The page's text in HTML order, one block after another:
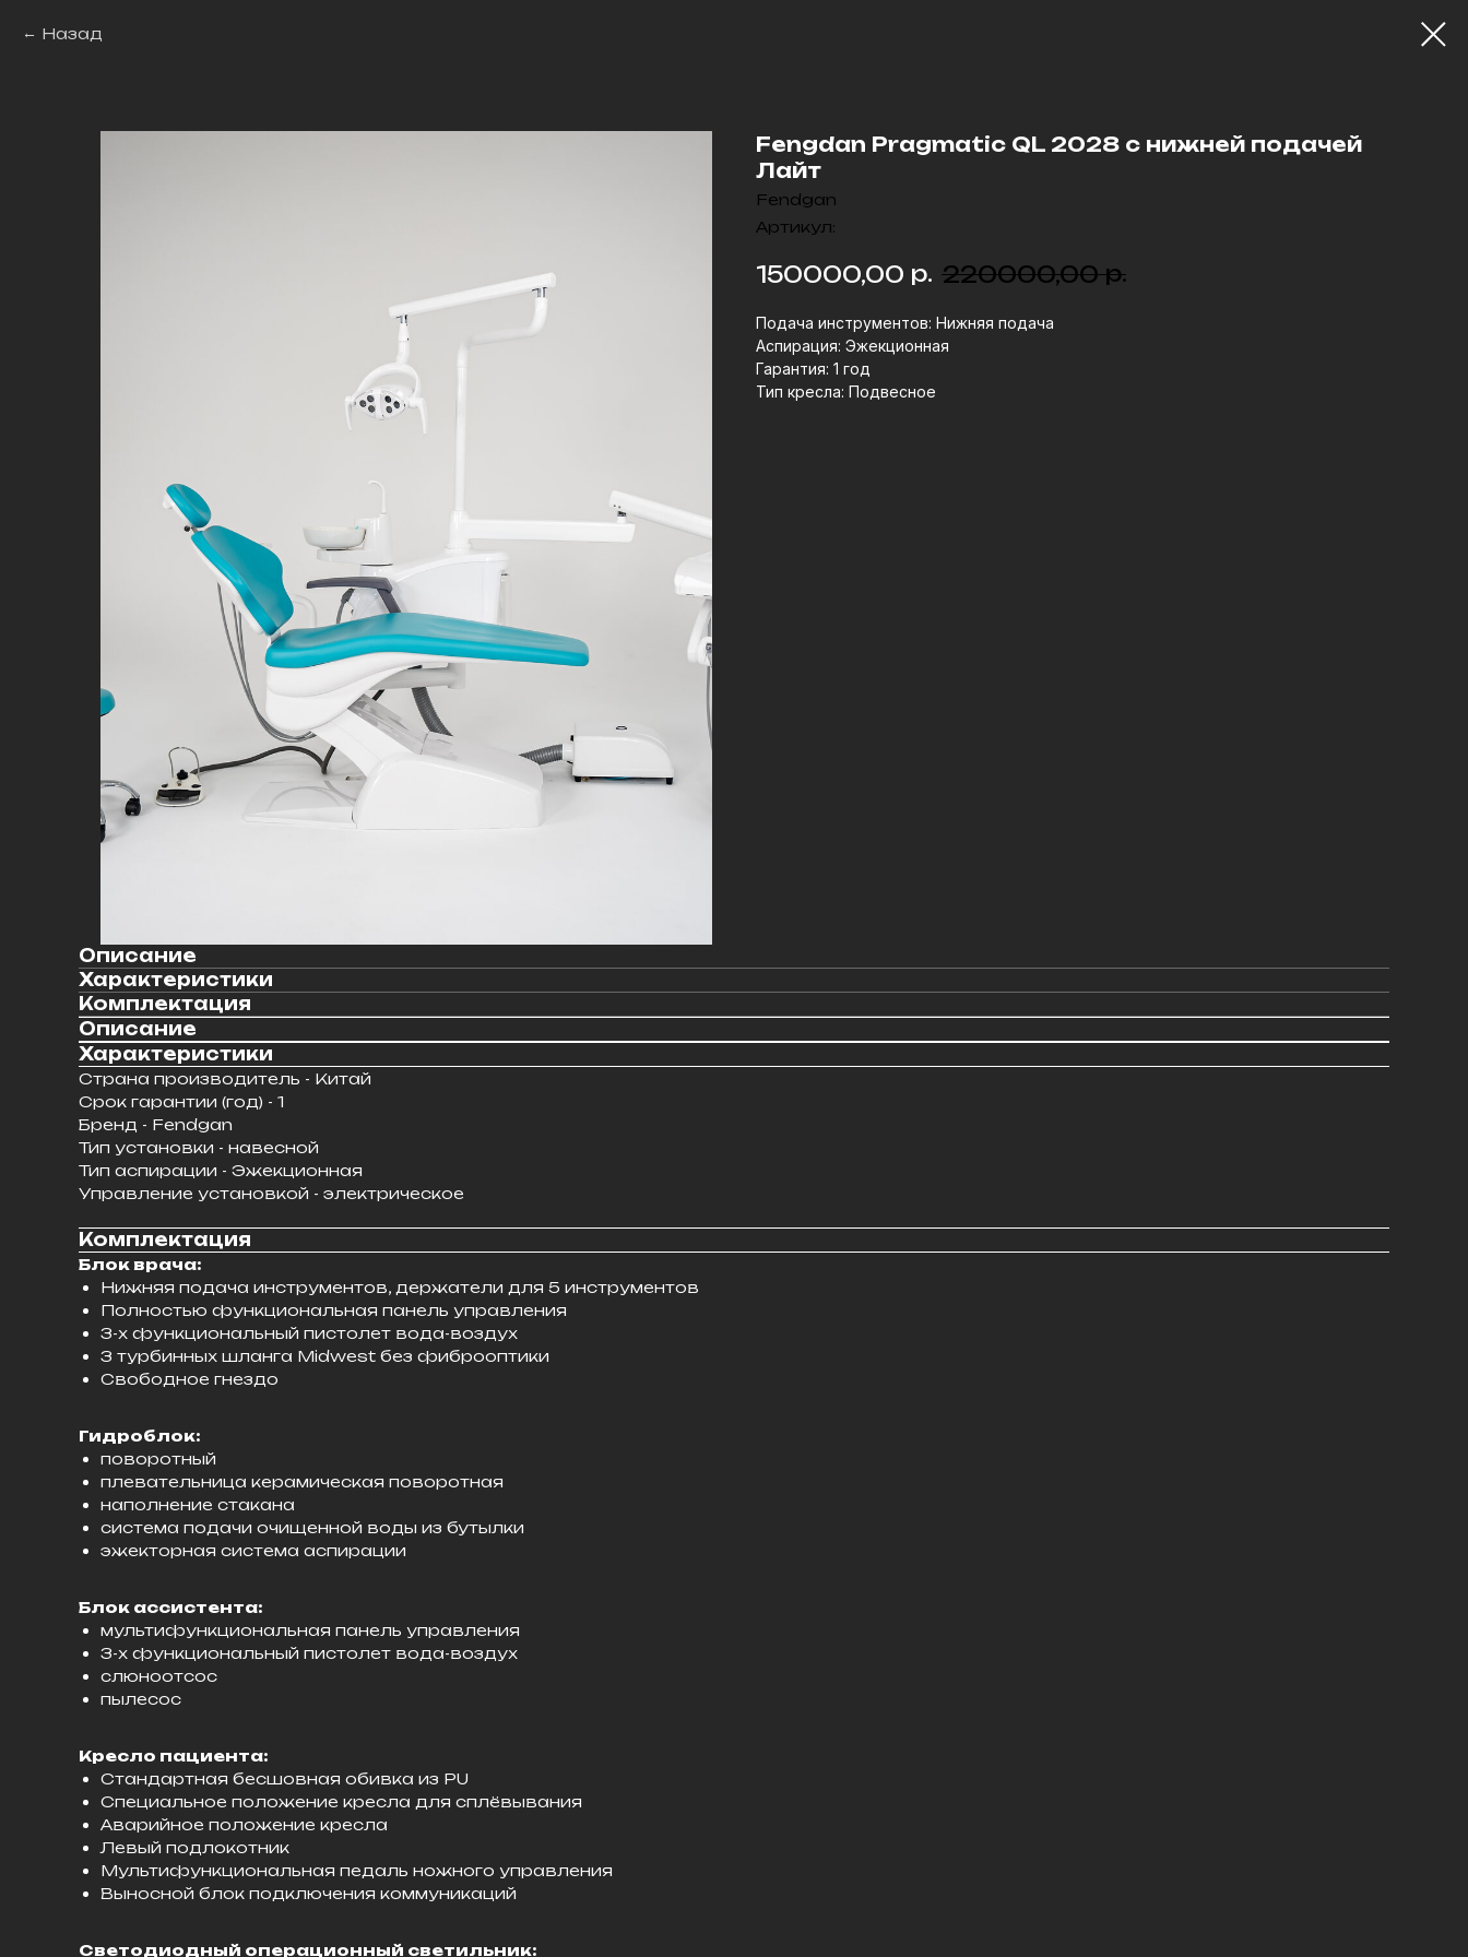
Назад
Fengdan Pragmatic QL 2028 с нижней подачей
Лайт
Fendgan
Артикул:
150000,00 р. 220000,00 р.
Подача инструментов: Нижняя подача
Аспирация: Эжекционная
Гарантия: 1 год
Тип кресла: Подвесное
Описание
Характеристики
Комплектация
Описание
Характеристики
Страна производитель - Китай
Срок гарантии (год) - 1
Бренд - Fendgan
Тип установки - навесной
Тип аспирации - Эжекционная
Управление установкой - электрическое
Комплектация
Блок врача:
Нижняя подача инструментов, держатели для 5 инструментов
Полностью функциональная панель управления
3-х функциональный пистолет вода-воздух
3 турбинных шланга Midwest без фиброоптики
Свободное гнездо
Гидроблок:
поворотный
плевательница керамическая поворотная
наполнение стакана
система подачи очищенной воды из бутылки
эжекторная система аспирации
Блок ассистента:
мультифункциональная панель управления
3-х функциональный пистолет вода-воздух
слюноотсос
пылесос
Кресло пациента:
Стандартная бесшовная обивка из PU
Специальное положение кресла для сплёвывания
Аварийное положение кресла
Левый подлокотник
Мультифункциональная педаль ножного управления
Выносной блок подключения коммуникаций
Светодиодный операционный светильник: